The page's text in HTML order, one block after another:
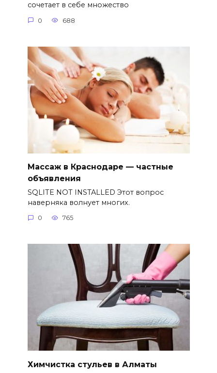
сочетает в себе множество
0 688
Массаж в Краснодаре — частные
объявления
SQLITE NOT INSTALLED Этот вопрос
наверняка волнует многих.
0 765
Химчистка стульев в Алматы